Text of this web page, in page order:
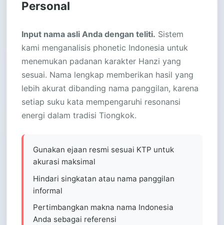
Personal
Input nama asli Anda dengan teliti. Sistem
kami menganalisis phonetic Indonesia untuk
menemukan padanan karakter Hanzi yang
sesuai. Nama lengkap memberikan hasil yang
lebih akurat dibanding nama panggilan, karena
setiap suku kata mempengaruhi resonansi
energi dalam tradisi Tiongkok.
Gunakan ejaan resmi sesuai KTP untuk
akurasi maksimal
Hindari singkatan atau nama panggilan
informal
Pertimbangkan makna nama Indonesia
Anda sebagai referensi